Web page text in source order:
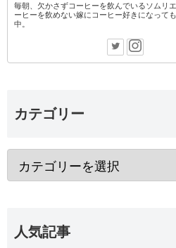
毎朝、欠かさずコーヒーを飲んでいるソムリ
ーヒーを飲めない嫁にコーヒー好きになって
中。
カテゴリー
人気記事